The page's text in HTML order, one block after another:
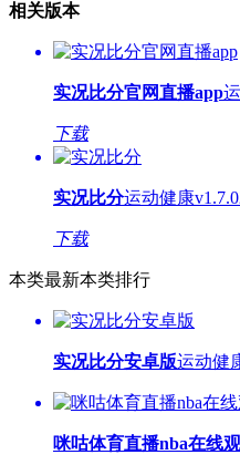
相关版本
实况比分官网直播app
下载
实况比分运动健康v1.7.0
下载
本类最新本类排行
实况比分安卓版运动健
咪咕体育直播nba在线